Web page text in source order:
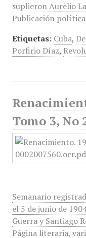
suplieron Aurelio
Publicación
Etiquetas: Cuba,
Porfirio Díaz,
Tomo 3, No
Semanario
el 5 de junio de
Guerra y Santiago
Página literaria,